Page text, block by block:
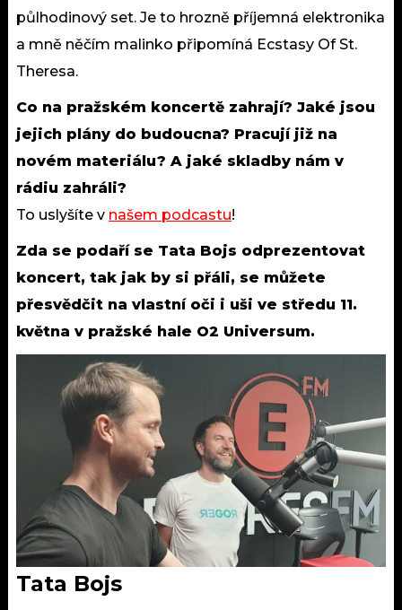
půlhodinový set. Je to hrozně příjemná elektronika
a mně něčím malinko připomíná Ecstasy Of St.
Theresa.
Co na pražském koncertě zahrají? Jaké jsou
jejich plány do budoucna? Pracují již na
novém materiálu? A jaké skladby nám v
rádiu zahráli?
To uslyšíte v našem podcastu!
Zda se podaří se Tata Bojs odprezentovat
koncert, tak jak by si přáli, se můžete
přesvědčit na vlastní oči i uši ve středu 11.
května v pražské hale O2 Universum.
Tata Bojs